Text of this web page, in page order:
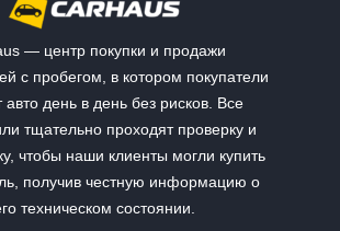
— центр покупки и продажи
с пробегом, в котором покупатели
день в день без рисков. Все
тщательно проходят проверку и
чтобы наши клиенты могли купить
получив честную информацию о
техническом состоянии.